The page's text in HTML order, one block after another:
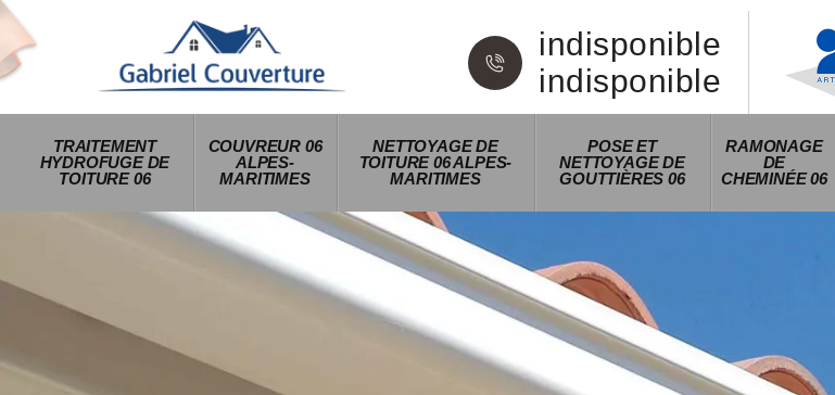
indisponible
indisponible
TRAITEMENT
HYDROFUGE DE
TOITURE 06
COUVREUR 06
ALPES-
MARITIMES
NETTOYAGE DE
TOITURE 06 ALPES-
MARITIMES
POSE ET
NETTOYAGE DE
GOUTTIÈRES 06
RAMONAGE
DE
CHEMINÉE 06